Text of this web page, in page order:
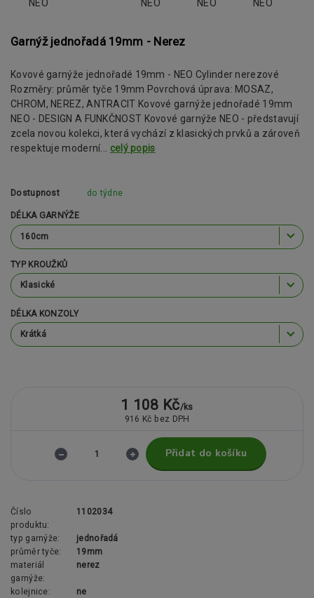
Garnýž jednořadá 19mm - Nerez
Kovové garnýže jednořadé 19mm - NEO Cylinder nerezové
Rozměry: průměr tyče 19mm Povrchová úprava: MOSAZ,
CHROM, NEREZ, ANTRACIT Kovové garnýže jednořadé 19mm
NEO - DESIGN A FUNKČNOST Kovové garnýže NEO - představují
zcela novou kolekci, která vychází z klasických prvků a zároveň
respektuje moderní... celý popis
Dostupnost do týdne
DÉLKA GARNÝŽE
TYP KROUŽKŮ
DÉLKA KONZOLY
1 108 Kč/ks
916 Kč bez DPH
Přidat do košíku
Číslo
produktu:
1102034
typ garnýže:
jednořadá
průměr tyče:
19mm
materiál
garnýže:
nerez
kolejnice:
ne